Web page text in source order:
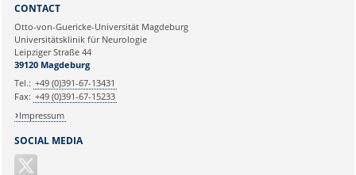
Ihre E-Mailadresse:
Ihr Anliegen:
SOCIAL MEDIA
CONTACT
Otto-von-Guericke-Universität Magdeburg
Universitätsklinik für Neurologie
Leipziger Straße 44
39120 Magdeburg
Tel.: +49 (0)391-67-13431
Fax: +49 (0)391-67-15233
Impressum